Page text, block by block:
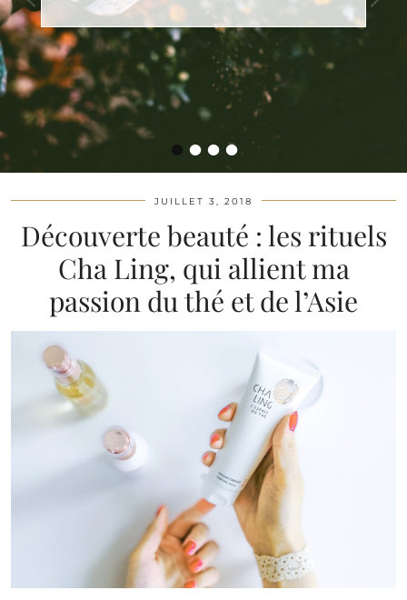
••••
JUILLET 3, 2018
Découverte beauté : les rituels
Cha Ling, qui allient ma
passion du thé et de l’Asie